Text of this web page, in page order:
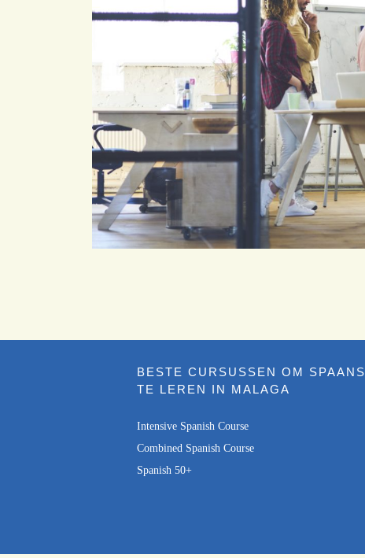
BESTE CURSUSSEN OM SPAANS
TE LEREN IN MALAGA
Intensive Spanish Course
Combined Spanish Course
Spanish 50+